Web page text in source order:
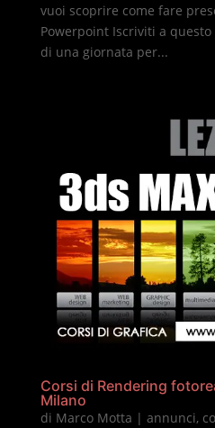
vuoi scoprire come fare
Powerpoint Iscriviti a
di una giornata per...
Corsi di Rendering
Milano
di Marco Motta | annunci,